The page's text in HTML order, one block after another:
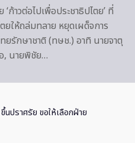
าวต่อไปเพื่อประชาธิปไตย’ ที่
ยให้ถล่มทลาย หยุดเผด็จการ
รักษาชาติ (ทษช.) อาทิ นายจาตุ
, นายพิชัย…
ปราศรัย ขอให้เลือกฝ่าย